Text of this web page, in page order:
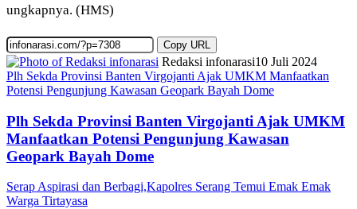
ungkapnya. (HMS)
Copy URL
Redaksi infonarasi10 Juli 2024
Plh Sekda Provinsi Banten Virgojanti Ajak UMKM Manfaatkan
Potensi Pengunjung Kawasan Geopark Bayah Dome
Plh Sekda Provinsi Banten Virgojanti Ajak UMKM
Manfaatkan Potensi Pengunjung Kawasan
Geopark Bayah Dome
Serap Aspirasi dan Berbagi,Kapolres Serang Temui Emak Emak
Warga Tirtayasa